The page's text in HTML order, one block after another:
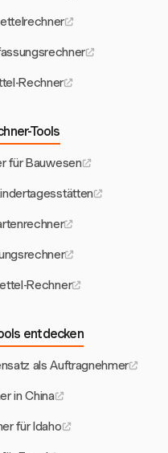
Rechner
Tools
für Bauwesen
Rechner
entdecken
als Auftragnehmer
in China
für Idaho